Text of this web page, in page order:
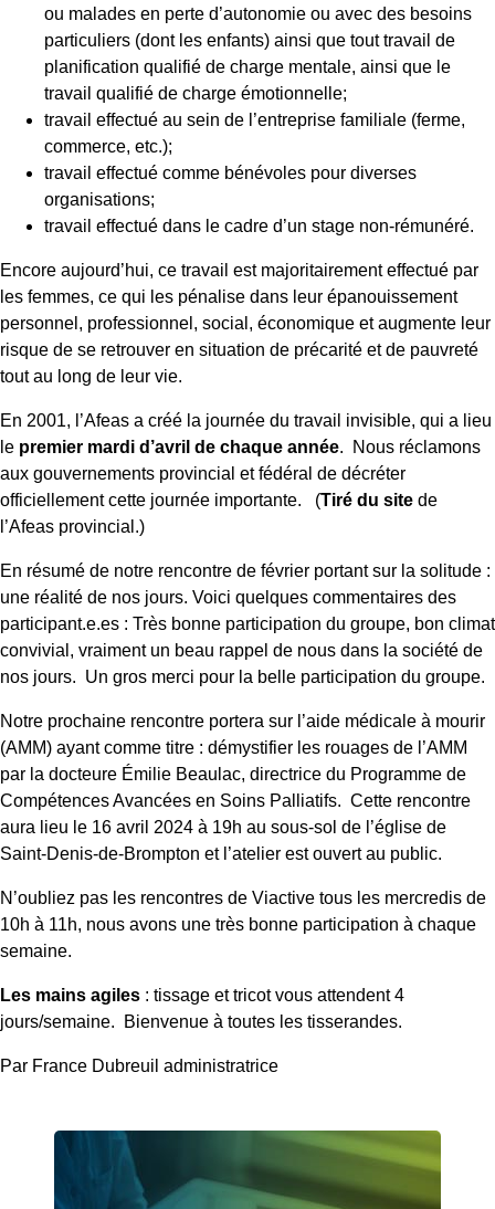
ou malades en perte d’autonomie ou avec des besoins
particuliers (dont les enfants) ainsi que tout travail de
planification qualifié de charge mentale, ainsi que le
travail qualifié de charge émotionnelle;
travail effectué au sein de l’entreprise familiale (ferme,
commerce, etc.);
travail effectué comme bénévoles pour diverses
organisations;
travail effectué dans le cadre d’un stage non-rémunéré.
Encore aujourd’hui, ce travail est majoritairement effectué par
les femmes, ce qui les pénalise dans leur épanouissement
personnel, professionnel, social, économique et augmente leur
risque de se retrouver en situation de précarité et de pauvreté
tout au long de leur vie.
En 2001, l’Afeas a créé la journée du travail invisible, qui a lieu
le premier mardi d’avril de chaque année. Nous réclamons
aux gouvernements provincial et fédéral de décréter
officiellement cette journée importante. (Tiré du site de
l’Afeas provincial.)
En résumé de notre rencontre de février portant sur la solitude :
une réalité de nos jours. Voici quelques commentaires des
participant.e.es : Très bonne participation du groupe, bon climat
convivial, vraiment un beau rappel de nous dans la société de
nos jours. Un gros merci pour la belle participation du groupe.
Notre prochaine rencontre portera sur l’aide médicale à mourir
(AMM) ayant comme titre : démystifier les rouages de l’AMM
par la docteure Émilie Beaulac, directrice du Programme de
Compétences Avancées en Soins Palliatifs. Cette rencontre
aura lieu le 16 avril 2024 à 19h au sous-sol de l’église de
Saint-Denis-de-Brompton et l’atelier est ouvert au public.
N’oubliez pas les rencontres de Viactive tous les mercredis de
10h à 11h, nous avons une très bonne participation à chaque
semaine.
Les mains agiles : tissage et tricot vous attendent 4
jours/semaine. Bienvenue à toutes les tisserandes.
Par France Dubreuil administratrice